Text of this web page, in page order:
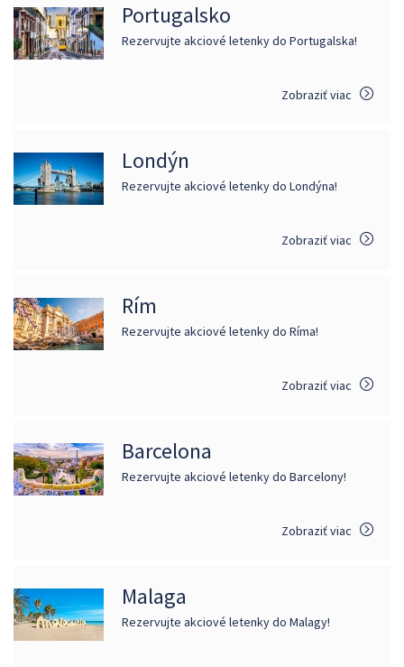
Portugalsko
Rezervujte akciové letenky do Portugalska!
Zobraziť viac
Londýn
Rezervujte akciové letenky do Londýna!
Zobraziť viac
Rím
Rezervujte akciové letenky do Ríma!
Zobraziť viac
Barcelona
Rezervujte akciové letenky do Barcelony!
Zobraziť viac
Malaga
Rezervujte akciové letenky do Malagy!